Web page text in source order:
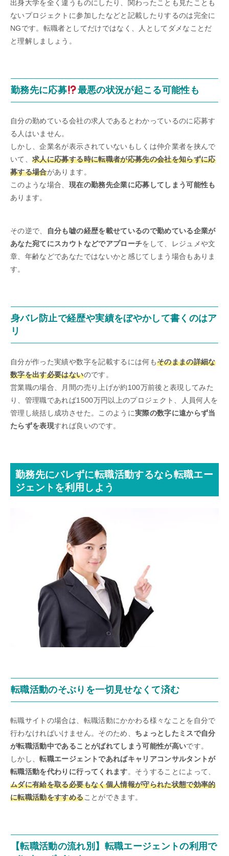
出身大学を全く違うものにしたり、関わったことも見たことも
ないプロジェクトに参加したなどと記載したりするのは完全に
NGです。転職者としてだけではなく、人としてダメなことだ
と理解しましょう。
勤務先に応募 最悪の状況が起こる可能性も
自分の勤めている会社の求人であるとわかっているのに応募す
る人はいません。
しかし、企業名が表示されていないもしくは仲介業者を挟んで
いて、求人に応募する時に転職者が応募先の会社を知らずに応
募する場合があります。
このような場合、 現在の勤務先企業に応募してしまう可能性も
あります。
その逆で、
自分も嘘の経歴を載せているので勤めている企業が
あなた宛てにスカウトなどでアプローチをして、レジュメや文
章、年齢などであなたではないかと感じてしまう場合もありま
す。
身バレ防止で経歴や実績をぼやかして書くのはア
リ
自分が作った実績や数字を記載するには何もそのままの詳細な
数字を出す必要はないのです。
営業職の場合、月間の売り上げが約100万前後と表現してみた
り、管理職であれば1500万円以上のプロジェクト、人員何人を
管理し統括し成功させた。このように実際の数字に遠からず当
たらずを表現すれば良いのです。
勤務先にバレずに転職活動するなら転職エー
ジェントを利用しよう
転職活動のそぶりを一切見せなくて済む
転職サイトの場合は、転職活動にかかわる様々なことを自分で
行わなければいけません。そのため、 ちょっとしたミスで自分
が転職活動中であることがばれてしまう可能性が高いです。
しかし、転職エージェントであればキャリアコンサルタントが
転職活動を代わりに行ってくれます。そうすることによって、
ムダに有給を取る必要もなく個人情報が守られた状態で効率的
に転職活動をすすめることができます。
【転職活動の流れ別】転職エージェントの利用で